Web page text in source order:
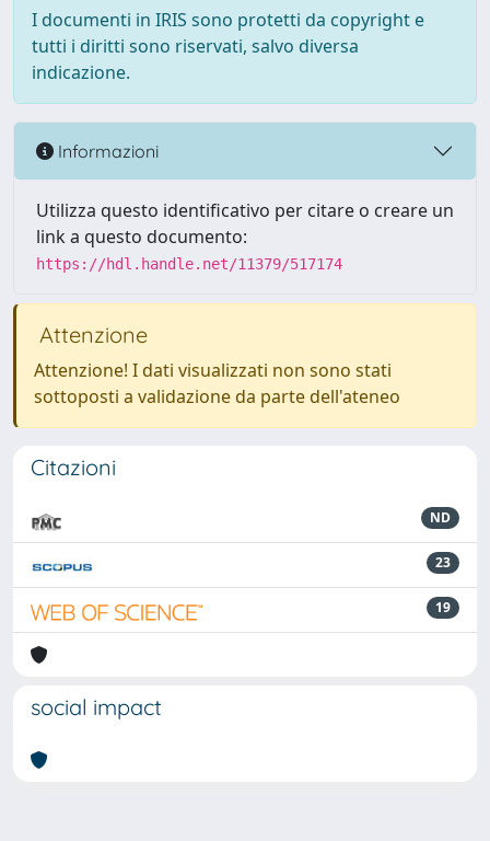
I documenti in IRIS sono protetti da copyright e
tutti i diritti sono riservati, salvo diversa
indicazione.
Informazioni
Utilizza questo identificativo per citare o creare un
link a questo documento:
https://hdl.handle.net/11379/517174
Attenzione
Attenzione! I dati visualizzati non sono stati
sottoposti a validazione da parte dell'ateneo
Citazioni
ND
23
19
social impact